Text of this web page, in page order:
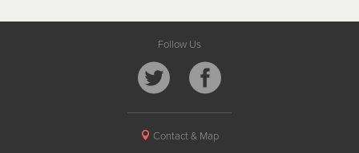
Follow Us
Contact & Map